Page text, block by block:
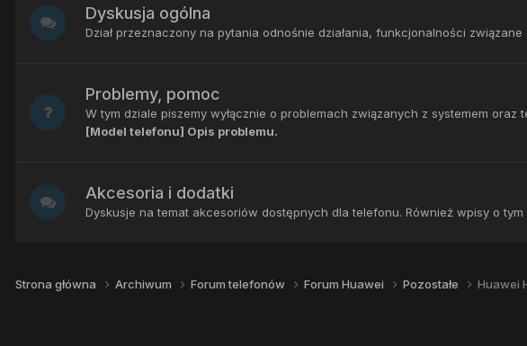
Dyskusja ogólna
Dział przeznaczony na pytania odnośnie działania, funkcjonalności
Problemy, pomoc
W tym dziale piszemy wyłącznie o problemach związanych z systemem
[Model telefonu] Opis problemu.
Akcesoria i dodatki
Dyskusje na temat akcesoriów dostępnych dla telefonu. Również wpisy o
Strona główna Archiwum Forum telefonów Forum Huawei Pozostałe Huawei